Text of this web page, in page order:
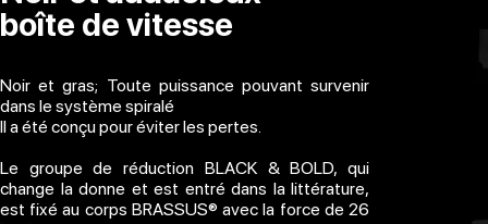
boîte de vitesse
Noir et gras; Toute puissance pouvant survenir
dans le système spiralé
Il a été conçu pour éviter les pertes.
Le groupe de réduction BLACK & BOLD, qui
change la donne et est entré dans la littérature,
est fixé au corps BRASSUS® avec la force de 26